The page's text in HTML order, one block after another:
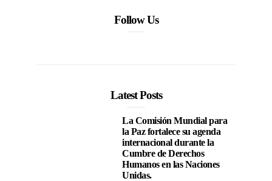
Follow Us
Latest Posts
La Comisión Mundial para
la Paz fortalece su agenda
internacional durante la
Cumbre de Derechos
Humanos en las Naciones
Unidas.